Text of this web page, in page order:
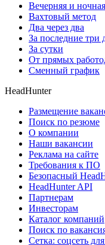
Вечерняя и ночная
Вахтовый метод
Два через два
За последние три
За сутки
От прямых
Сменный график
HeadHunter
Размещение
Поиск по резюме
О компании
Наши вакансии
Реклама на сайте
Требования к ПО
Безопасный
HeadHunter API
Партнерам
Инвесторам
Каталог компаний
Поиск по
Сетка: соцсеть